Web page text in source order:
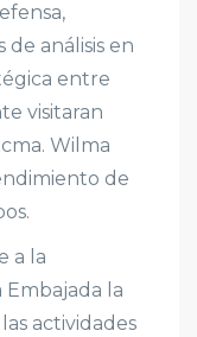
análisis en
entre
visitaran
Wilma
de
a la
la
actividades